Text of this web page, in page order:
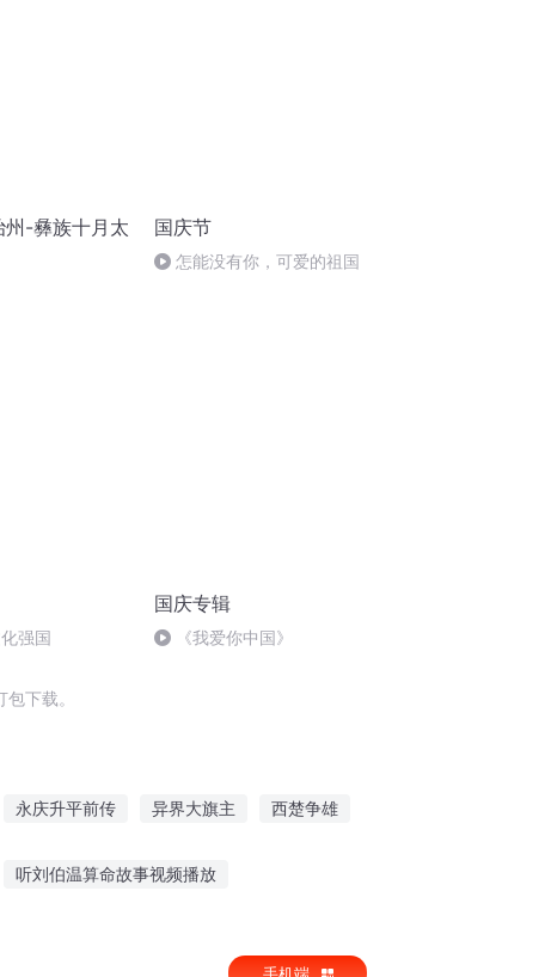
-彝族十月太
国庆节
怎能没有你，可爱的祖国
强国
国庆专辑
《我爱你中国》
下载。
永庆升平前传 异界大旗主 西楚争雄
听刘伯温算命故事视频播放